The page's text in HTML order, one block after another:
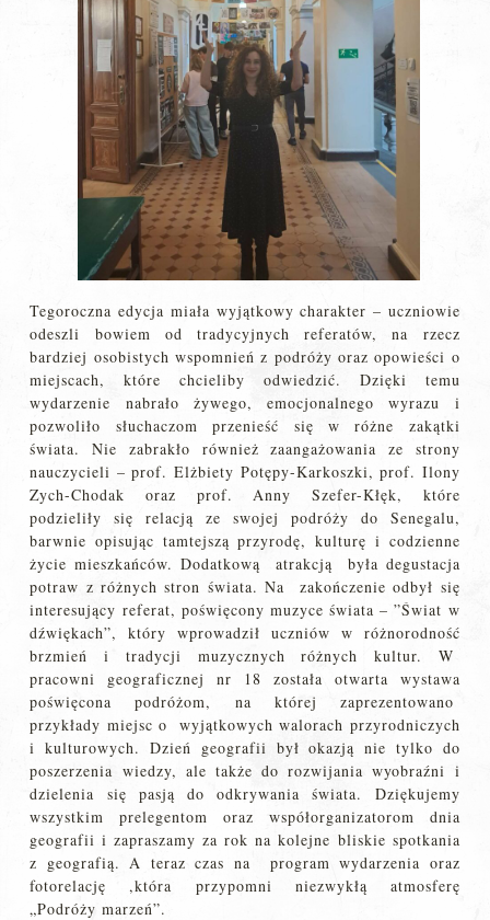
Tegoroczna edycja miała wyjątkowy charakter – uczniowie
odeszli bowiem od tradycyjnych referatów, na rzecz
bardziej osobistych wspomnień z podróży oraz opowieści o
miejscach, które chcieliby odwiedzić. Dzięki temu
wydarzenie nabrało żywego, emocjonalnego wyrazu i
pozwoliło słuchaczom przenieść się w różne zakątki
świata. Nie zabrakło również zaangażowania ze strony
nauczycieli – prof. Elżbiety Potępy-Karkoszki, prof. Ilony
Zych-Chodak oraz prof. Anny Szefer-Kłęk, które
podzieliły się relacją ze swojej podróży do Senegalu,
barwnie opisując tamtejszą przyrodę, kulturę i codzienne
życie mieszkańców. Dodatkową atrakcją była degustacja
potraw z różnych stron świata. Na zakończenie odbył się
interesujący referat, poświęcony muzyce świata – ”Świat w
dźwiękach”, który wprowadził uczniów w różnorodność
brzmień i tradycji muzycznych różnych kultur. W
pracowni geograficznej nr 18 została otwarta wystawa
poświęcona podróżom, na której zaprezentowano
przykłady miejsc o wyjątkowych walorach przyrodniczych
i kulturowych. Dzień geografii był okazją nie tylko do
poszerzenia wiedzy, ale także do rozwijania wyobraźni i
dzielenia się pasją do odkrywania świata. Dziękujemy
wszystkim prelegentom oraz współorganizatorom dnia
geografii i zapraszamy za rok na kolejne bliskie spotkania
z geografią. A teraz czas na program wydarzenia oraz
fotorelację ,która przypomni niezwykłą atmosferę
„Podróży marzeń”.